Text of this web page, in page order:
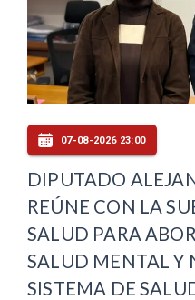
07-08-2026 23:00
DIPUTADO
REÚNE CON LA
SALUD PARA
SALUD MENTAL Y
SISTEMA DE